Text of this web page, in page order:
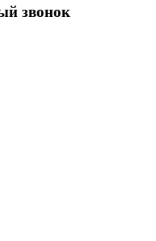
звонок